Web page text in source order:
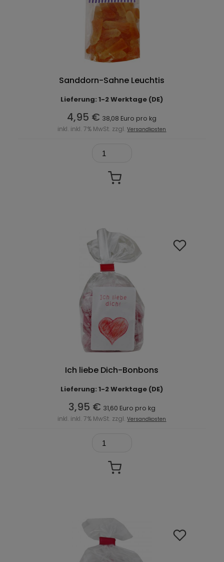
Sanddorn-Sahne Leuchtis
Lieferung: 1-2 Werktage (DE)
4,95 € 38,08 Euro pro kg
inkl. inkl. 7% MwSt. zzgl.Versandkosten
Ich liebe Dich-Bonbons
Lieferung: 1-2 Werktage (DE)
3,95 € 31,60 Euro pro kg
inkl. inkl. 7% MwSt. zzgl.Versandkosten